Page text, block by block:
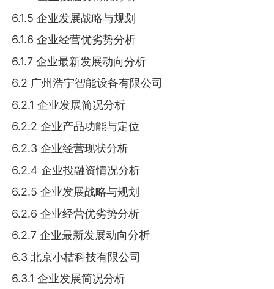
6.1.5 企业发展战略与规划
6.1.6 企业经营优劣势分析
6.1.7 企业最新发展动向分析
6.2 广州浩宁智能设备有限公司
6.2.1 企业发展简况分析
6.2.2 企业产品功能与定位
6.2.3 企业经营现状分析
6.2.4 企业投融资情况分析
6.2.5 企业发展战略与规划
6.2.6 企业经营优劣势分析
6.2.7 企业最新发展动向分析
6.3 北京小桔科技有限公司
6.3.1 企业发展简况分析